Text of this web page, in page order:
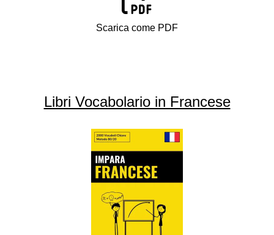
Scarica come PDF
Libri Vocabolario in Francese